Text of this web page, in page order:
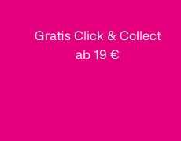
Gratis Click & Collect
ab 19 €